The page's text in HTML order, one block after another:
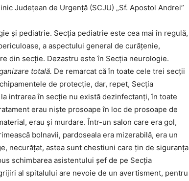
Judeţean de Urgenţă (SCJU) „Sf. Apostol Andrei”
şi pediatrie. Secţia pediatrie este cea mai în regulă,
a aspectului general de curăţenie,
din secţie. Dezastru este în Secţia neurologie.
totală. De remarcat că în toate cele trei secţii
de protecţie, dar, repet, Secţia
intrarea în secţie nu există dezinfectanţi, în toate
erau nişte prosoape în loc de prosoape de
erau şi murdare. Într-un salon care era gol,
bolnavii, pardoseala era mizerabilă, era un
necurăţat, astea sunt chestiuni care ţin de siguranţa
schimbarea asistentului şef de pe Secţia
al spitalului are nevoie de un avertisment, pentru